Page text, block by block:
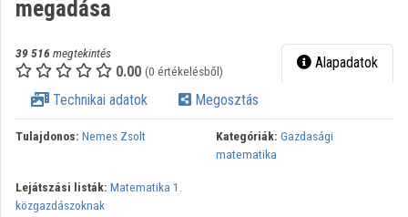
Kategóriák
Intézményi listák
Közreműködők
megadása
39 516 megtekintés
0.00 (0 értékelésből) Alapadatok
Technikai adatok Megosztás
Tulajdonos: Nemes Zsolt Kategóriák: Gazdasági
matematika
Lejátszási listák: Matematika 1.
közgazdászoknak